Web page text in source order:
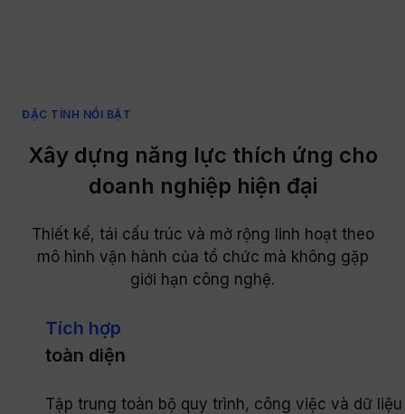
ĐẶC TÍNH NỔI BẬT
Xây dựng năng lực thích ứng cho
doanh nghiệp hiện đại
Thiết kế, tái cấu trúc và mở rộng linh hoạt theo
mô hình vận hành của tổ chức mà không gặp
giới hạn công nghệ.
Tích hợp
toàn diện
Tập trung toàn bộ quy trình, công việc và dữ